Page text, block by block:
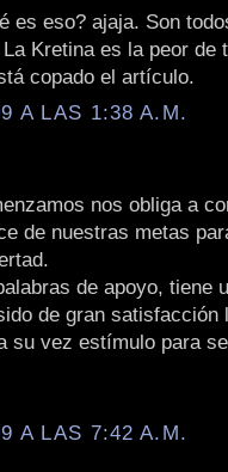
es eso? ajaja. Son
Kretina es la peor de
copado el artículo.
A LAS 1:38 A.M.
nos obliga a
de nuestras metas
de apoyo, tiene
de gran satisfacción
su vez estímulo para
A LAS 7:42 A.M.